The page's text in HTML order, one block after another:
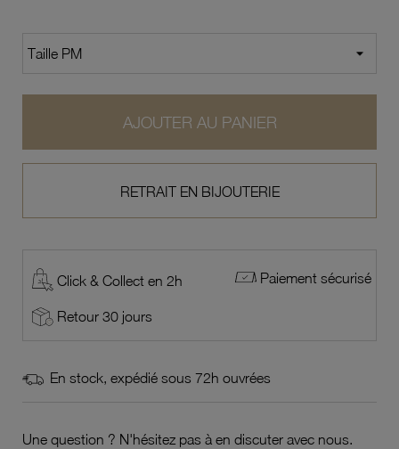
AJOUTER AU PANIER
RETRAIT EN BIJOUTERIE
Click & Collect en 2h Paiement sécurisé
Retour 30 jours
En stock, expédié sous 72h ouvrées
Une question ? N'hésitez pas à en discuter avec nous.